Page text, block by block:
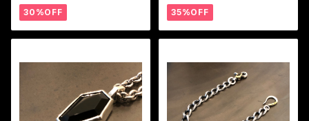
30%OFF 35%OFF